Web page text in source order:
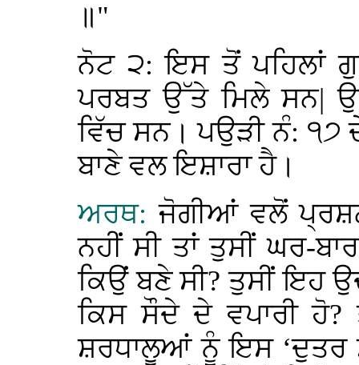
॥"
ਨੋਟ ੨: ਇਸ ਤੋਂ ਪਹਿਲਾਂ
ਪਰਬਤ ਉੱਤੇ ਮਿਲੇ ਸਨ|
ਵਿੱਚ ਸਨ। ਪਉੜੀ ਨੰ: ੧੭
ਬਾਣੇ ਵਲ ਇਸ਼ਾਰਾ ਹੈ।
ਅਰਥ:ਜੋਗੀਆਂ ਵਲੋਂ
ਨਹੀਂ ਸੀ ਤਾਂ ਤੁਸੀਂ ਘਰ-
ਕਿਉਂ ਬਣੇ ਸੀ? ਤੁਸੀਂ ਇਹ
ਕਿਸ ਸੌਦੇ ਦੇ ਵਪਾਰੀ
ਸ਼ਰਧਾਲੂਆਂ ਨੂੰ ਇਸ ‘ਦੁਤਰ